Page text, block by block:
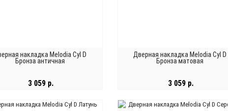
накладка Melodia Cyl D
Бронза античная
3 059 р.
В КОРЗИНУ
Дверная накладка Melodia Cyl D
Бронза матовая
3 059 р.
В КОРЗИНУ